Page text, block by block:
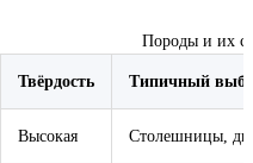
Породы и их
Твёрдость Типичный
Высокая Столешницы,